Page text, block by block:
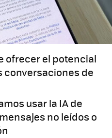
ofrecer el potencial
conversaciones de
usar la IA de
no leídos o